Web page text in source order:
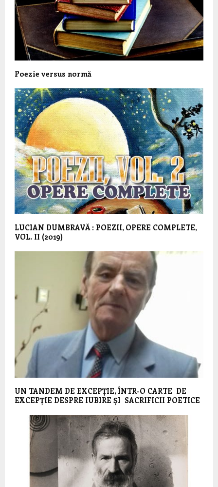
Poezie versus normă
LUCIAN DUMBRAVĂ : POEZII, OPERE COMPLETE,
VOL. II (2019)
UN TANDEM DE EXCEPȚIE, ÎNTR-O CARTE DE
EXCEPȚIE DESPRE IUBIRE ȘI SACRIFICII POETICE